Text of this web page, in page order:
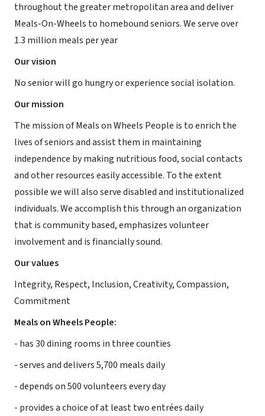
throughout the greater metropolitan area and deliver
Meals-On-Wheels to homebound seniors. We serve over
1.3 million meals per year
Our vision
No senior will go hungry or experience social isolation.
Our mission
The mission of Meals on Wheels People is to enrich the
lives of seniors and assist them in maintaining
independence by making nutritious food, social contacts
and other resources easily accessible. To the extent
possible we will also serve disabled and institutionalized
individuals. We accomplish this through an organization
that is community based, emphasizes volunteer
involvement and is financially sound.
Our values
Integrity, Respect, Inclusion, Creativity, Compassion,
Commitment
Meals on Wheels People:
- has 30 dining rooms in three counties
- serves and delivers 5,700 meals daily
- depends on 500 volunteers every day
- provides a choice of at least two entrées daily